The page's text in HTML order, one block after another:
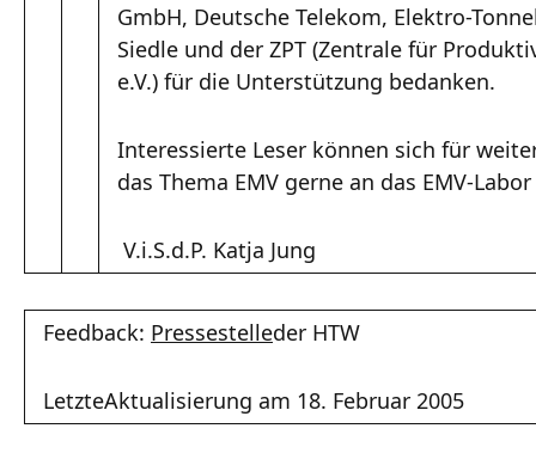
GmbH, Deutsche Telekom, Elektro-
Siedle und der ZPT (Zentrale für
e.V.) für die Unterstützung bedanken.
Interessierte Leser können sich für
das Thema EMV gerne an das EMV-
V.i.S.d.P. Katja Jung
Feedback: Pressestelleder HTW
LetzteAktualisierung am 18. Februar 2005